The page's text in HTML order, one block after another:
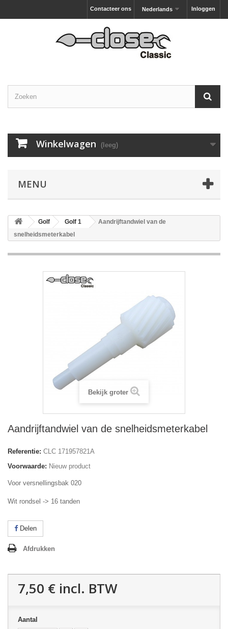
Inloggen
Nederlands
Contacteer ons
Winkelwagen (leeg)
MENU
Golf Golf 1
Aandrijftandwiel van de
snelheidsmeterkabel
Bekijk groter
Aandrijftandwiel van de snelheidsmeterkabel
Referentie: CLC 171957821A
Voorwaarde: Nieuw product
Voor versnellingsbak 020
Wit rondsel -> 16 tanden
Delen
Afdrukken
7,50 € incl. BTW
Aantal